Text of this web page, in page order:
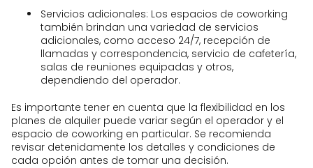
Servicios adicionales: Los espacios de coworking
también brindan una variedad de servicios
adicionales, como acceso 24/7, recepción de
llamadas y correspondencia, servicio de cafetería,
salas de reuniones equipadas y otros,
dependiendo del operador.
Es importante tener en cuenta que la flexibilidad en los
planes de alquiler puede variar según el operador y el
espacio de coworking en particular. Se recomienda
revisar detenidamente los detalles y condiciones de
cada opción antes de tomar una decisión.